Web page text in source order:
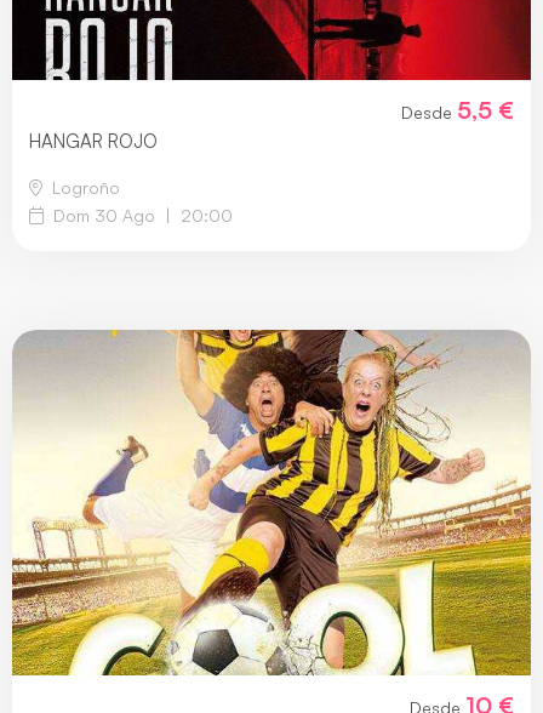
Desde 5,5 €
HANGAR ROJO
Logroño
Dom 30 Ago
| 20:00
Desde 10 €